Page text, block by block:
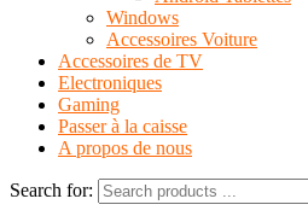
Windows
Accessoires Voiture
Accessoires de TV
Electroniques
Gaming
Passer à la caisse
A propos de nous
Search for: